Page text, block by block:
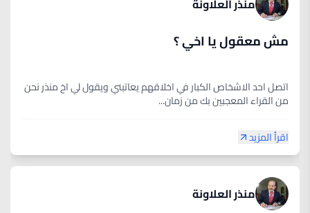
منذر العلاونة
مش معقول يا اخي ؟
اتصل احد الاشخاص الكبار في اخلاقهم يعاتبني ويقول لي اخ منذر نحن
من القراء المعجبين بك من زمان...
اقرأ المزيد
منذر العلاونة